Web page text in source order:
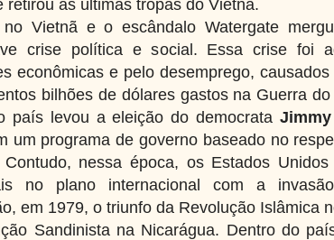
retirou as últimas tropas do Vietnã.
Vietnã e o escândalo Watergate
crise política e social. Essa crise foi
econômicas e pelo desemprego,
bilhões de dólares gastos na Guerra
país levou a eleição do democrata
um programa de governo baseado no
Contudo, nessa época, os Estados
no plano internacional com a
em 1979, o triunfo da Revolução Islâmica
Sandinista na Nicarágua. Dentro do